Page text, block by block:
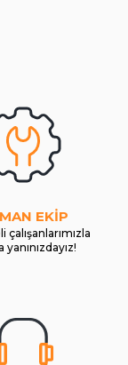
EKİP
çalışanlarımızla
yanınızdayız!